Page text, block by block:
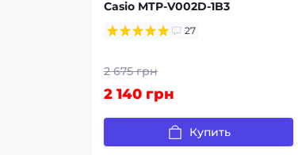
Casio MTP-V002D-1B3
27
2 675 грн
2 140 грн
Купить